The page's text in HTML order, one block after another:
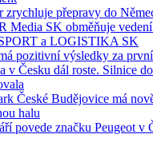
zrychluje přepravy do
Media SK obměňuje vedení
a LOGISTIKA SK
pozitivní výsledky za
v Česku dál roste. Silnice
České Budějovice má
halu
povede značku Peugeot v